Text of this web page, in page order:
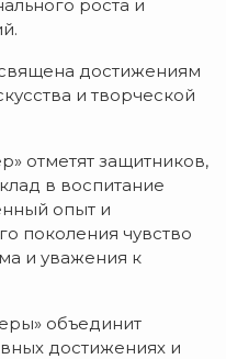
роста и
достижениям
и творческой
отметят защитников,
в воспитание
опыт и
поколения чувство
и уважения к
объединит
достижениях и